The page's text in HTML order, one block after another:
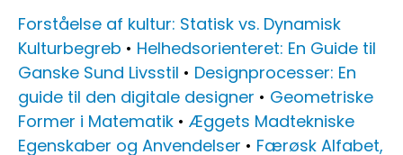
Forståelse af kultur: Statisk vs. Dynamisk
Kulturbegreb • Helhedsorienteret: En Guide til
Ganske Sund Livsstil • Designprocesser: En
guide til den digitale designer • Geometriske
Former i Matematik • Æggets Madtekniske
Egenskaber og Anvendelser • Færøsk Alfabet,